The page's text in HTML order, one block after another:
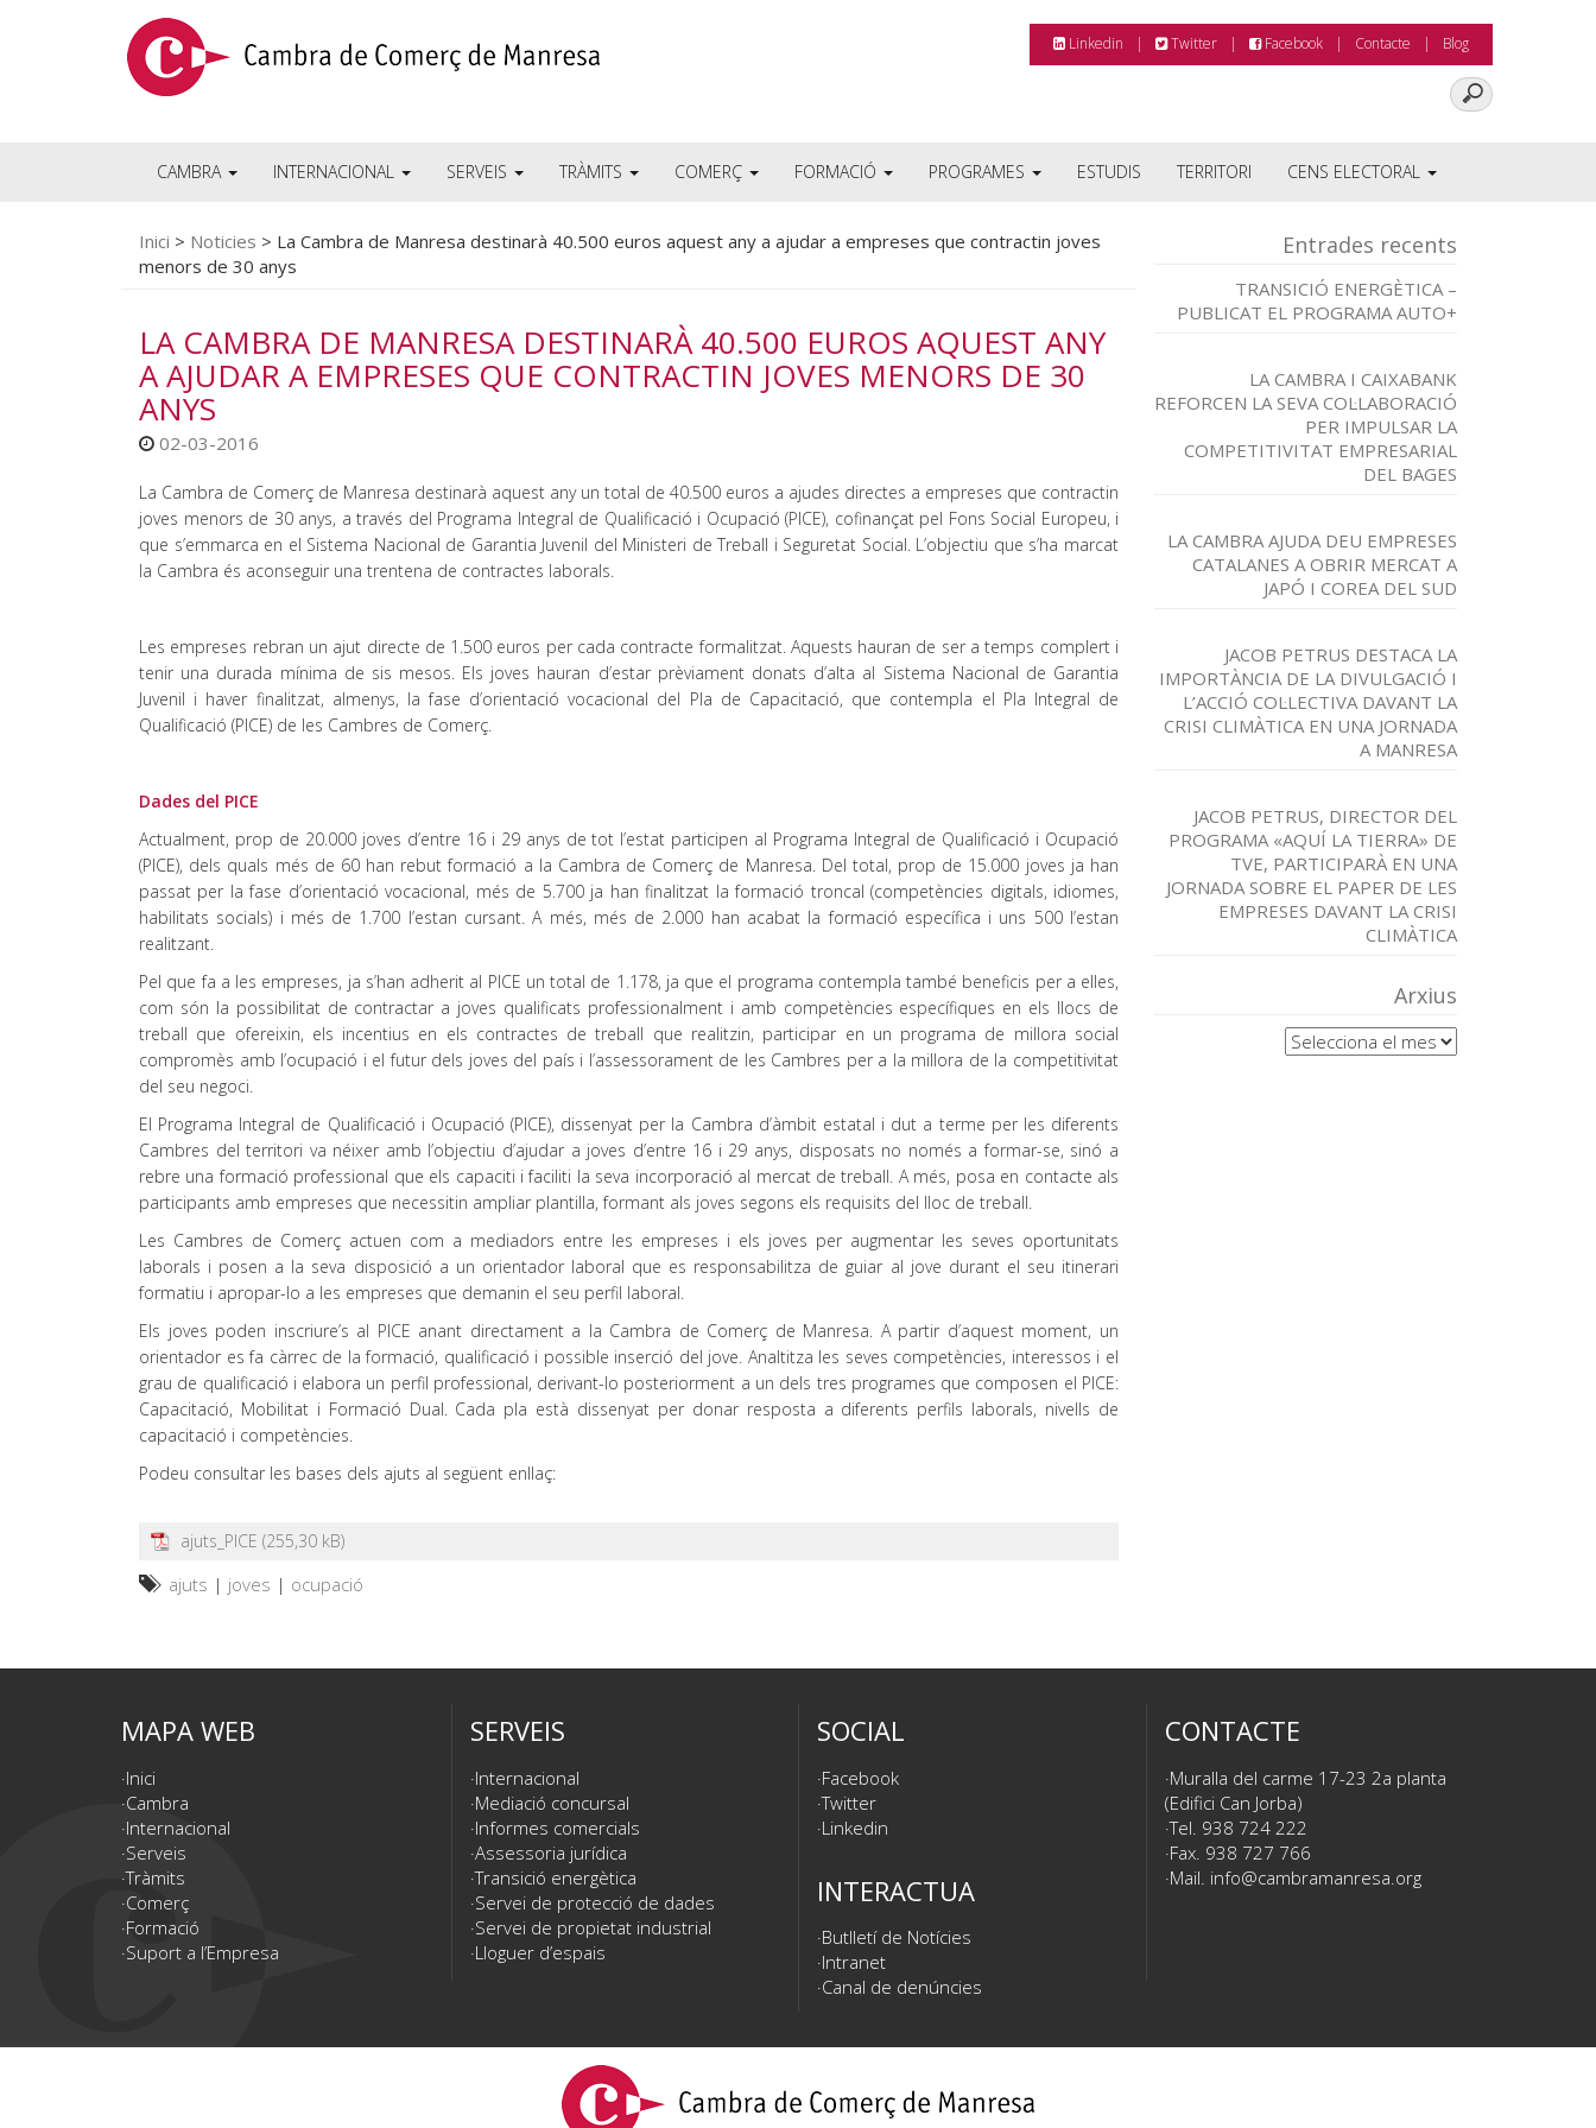
Linkedin Twitter Facebook Contacte Blog
CAMBRA INTERNACIONAL SERVEIS TRÀMITS COMERÇ FORMACIÓ PROGRAMES ESTUDIS TERRITORI CENS ELECTORAL
Inici > Noticies > La Cambra de Manresa destinarà 40.500 euros aquest any a ajudar a empreses que contractin joves
menors de 30 anys
LA CAMBRA DE MANRESA DESTINARÀ 40.500 EUROS AQUEST ANY
A AJUDAR A EMPRESES QUE CONTRACTIN JOVES MENORS DE 30
ANYS
02-03-2016
La Cambra de Comerç de Manresa destinarà aquest any un total de 40.500 euros a ajudes directes a empreses que contractin
joves menors de 30 anys, a través del Programa Integral de Qualificació i Ocupació (PICE), cofinançat pel Fons Social Europeu, i
que s’emmarca en el Sistema Nacional de Garantia Juvenil del Ministeri de Treball i Seguretat Social. L’objectiu que s’ha marcat
la Cambra és aconseguir una trentena de contractes laborals.
Les empreses rebran un ajut directe de 1.500 euros per cada contracte formalitzat. Aquests hauran de ser a temps complert i
tenir una durada mínima de sis mesos. Els joves hauran d’estar prèviament donats d’alta al Sistema Nacional de Garantia
Juvenil i haver finalitzat, almenys, la fase d’orientació vocacional del Pla de Capacitació, que contempla el Pla Integral de
Qualificació (PICE) de les Cambres de Comerç.
Dades del PICE
Actualment, prop de 20.000 joves d’entre 16 i 29 anys de tot l’estat participen al Programa Integral de Qualificació i Ocupació
(PICE), dels quals més de 60 han rebut formació a la Cambra de Comerç de Manresa. Del total, prop de 15.000 joves ja han
passat per la fase d’orientació vocacional, més de 5.700 ja han finalitzat la formació troncal (competències digitals, idiomes,
habilitats socials) i més de 1.700 l’estan cursant. A més, més de 2.000 han acabat la formació específica i uns 500 l’estan
realitzant.
Pel que fa a les empreses, ja s’han adherit al PICE un total de 1.178, ja que el programa contempla també beneficis per a elles,
com són la possibilitat de contractar a joves qualificats professionalment i amb competències específiques en els llocs de
treball que ofereixin, els incentius en els contractes de treball que realitzin, participar en un programa de millora social
compromès amb l’ocupació i el futur dels joves del país i l’assessorament de les Cambres per a la millora de la competitivitat
del seu negoci.
El Programa Integral de Qualificació i Ocupació (PICE), dissenyat per la Cambra d’àmbit estatal i dut a terme per les diferents
Cambres del territori va néixer amb l’objectiu d’ajudar a joves d’entre 16 i 29 anys, disposats no només a formar-se, sinó a
rebre una formació professional que els capaciti i faciliti la seva incorporació al mercat de treball. A més, posa en contacte als
participants amb empreses que necessitin ampliar plantilla, formant als joves segons els requisits del lloc de treball.
Les Cambres de Comerç actuen com a mediadors entre les empreses i els joves per augmentar les seves oportunitats
laborals i posen a la seva disposició a un orientador laboral que es responsabilitza de guiar al jove durant el seu itinerari
formatiu i apropar-lo a les empreses que demanin el seu perfil laboral.
Els joves poden inscriure’s al PICE anant directament a la Cambra de Comerç de Manresa. A partir d’aquest moment, un
orientador es fa càrrec de la formació, qualificació i possible inserció del jove. Analtitza les seves competències, interessos i el
grau de qualificació i elabora un perfil professional, derivant-lo posteriorment a un dels tres programes que composen el PICE:
Capacitació, Mobilitat i Formació Dual. Cada pla està dissenyat per donar resposta a diferents perfils laborals, nivells de
capacitació i competències.
Podeu consultar les bases dels ajuts al següent enllaç:
ajuts_PICE
ajuts | joves | ocupació
Entrades recents
TRANSICIÓ ENERGÈTICA –
PUBLICAT EL PROGRAMA AUTO+
LA CAMBRA I CAIXABANK
REFORCEN LA SEVA COL·LABORACIÓ
PER IMPULSAR LA
COMPETITIVITAT EMPRESARIAL
DEL BAGES
LA CAMBRA AJUDA DEU EMPRESES
CATALANES A OBRIR MERCAT A
JAPÓ I COREA DEL SUD
JACOB PETRUS DESTACA LA
IMPORTÀNCIA DE LA DIVULGACIÓ I
L’ACCIÓ COL·LECTIVA DAVANT LA
CRISI CLIMÀTICA EN UNA JORNADA
A MANRESA
JACOB PETRUS, DIRECTOR DEL
PROGRAMA «AQUÍ LA TIERRA» DE
TVE, PARTICIPARÀ EN UNA
JORNADA SOBRE EL PAPER DE LES
EMPRESES DAVANT LA CRISI
CLIMÀTICA
Arxius
Arxius
MAPA WEB
Inici
Cambra
Internacional
Serveis
Tràmits
Comerç
Formació
Suport a l’Empresa
SERVEIS
Internacional
Mediació concursal
Informes comercials
Assessoria jurídica
Transició energètica
Servei de protecció de dades
Servei de propietat industrial
Lloguer d’espais
SOCIAL
Facebook
Twitter
Linkedin
INTERACTUA
Butlletí de Notícies
Intranet
Canal de denúncies
CONTACTE
Muralla del carme 17-23 2a planta
(Edifici Can Jorba)
Tel. 938 724 222
Fax. 938 727 766
Mail. info@cambramanresa.org